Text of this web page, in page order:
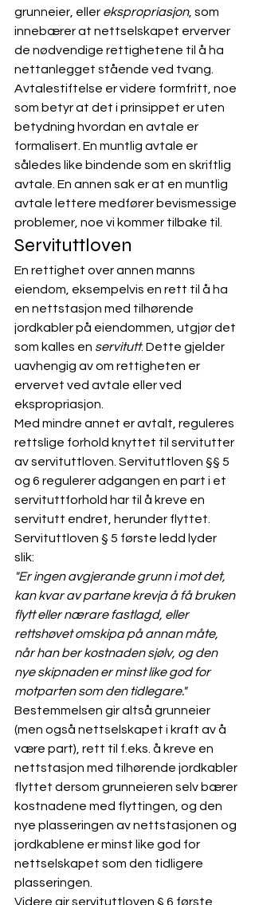
grunneier, eller ekspropriasjon, som
innebærer at nettselskapet erverver
de nødvendige rettighetene til å ha
nettanlegget stående ved tvang.
Avtalestiftelse er videre formfritt, noe
som betyr at det i prinsippet er uten
betydning hvordan en avtale er
formalisert. En muntlig avtale er
således like bindende som en skriftlig
avtale. En annen sak er at en muntlig
avtale lettere medfører bevismessige
problemer, noe vi kommer tilbake til.
Servituttloven
En rettighet over annen manns
eiendom, eksempelvis en rett til å ha
en nettstasjon med tilhørende
jordkabler på eiendommen, utgjør det
som kalles en servitutt. Dette gjelder
uavhengig av om rettigheten er
ervervet ved avtale eller ved
ekspropriasjon.
Med mindre annet er avtalt, reguleres
rettslige forhold knyttet til servitutter
av servituttloven . Servituttloven §§ 5
og 6 regulerer adgangen en part i et
servituttforhold har til å kreve en
servitutt endret, herunder flyttet.
Servituttloven § 5 første ledd lyder
slik:
"Er ingen avgjerande grunn i mot det,
kan kvar av partane krevja å få bruken
flytt eller nærare fastlagd, eller
rettshøvet omskipa på annan måte,
når han ber kostnaden sjølv, og den
nye skipnaden er minst like god for
motparten som den tidlegare."
Bestemmelsen gir altså grunneier
(men også nettselskapet i kraft av å
være part), rett til f.eks. å kreve en
nettstasjon med tilhørende jordkabler
flyttet dersom grunneieren selv bærer
kostnadene med flyttingen, og den
nye plasseringen av nettstasjonen og
jordkablene er minst like god for
nettselskapet som den tidligere
plasseringen.
Videre gir servituttloven § 6 første